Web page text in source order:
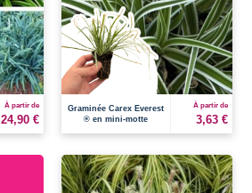
À partir de
24,90 €
Graminée Carex Everest
® en mini-motte
À partir de
3,63 €